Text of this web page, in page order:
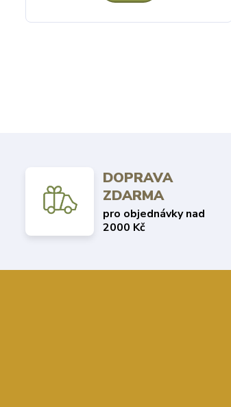
DOPRAVA
ZDARMA
pro objednávky nad
2000 Kč